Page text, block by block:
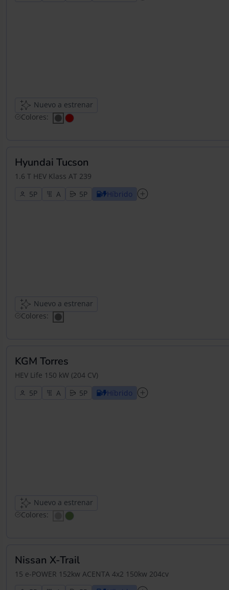
Nuevo a estrenar
Colores:
Hyundai Tucson
1.6 T HEV Klass AT 239
5
5 Híbrido
Nuevo a estrenar
Colores:
KGM Torres
HEV Life 150 kW (204 CV)
5
5 Híbrido
Nuevo a estrenar
Colores:
Nissan X-Trail
15 e-POWER 152kw ACENTA 4x2 150kw 204cv